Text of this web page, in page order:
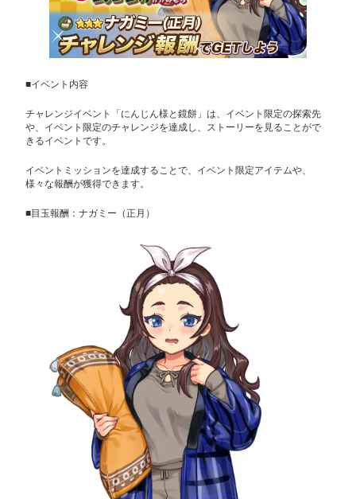
■イベント内容
チャレンジイベント「にんじん様と鏡餅」は、イベント限定の探索先
や、イベント限定のチャレンジを達成し、ストーリーを見ることがで
きるイベントです。
イベントミッションを達成することで、イベント限定アイテムや、
様々な報酬が獲得できます。
■目玉報酬：ナガミー（正月）